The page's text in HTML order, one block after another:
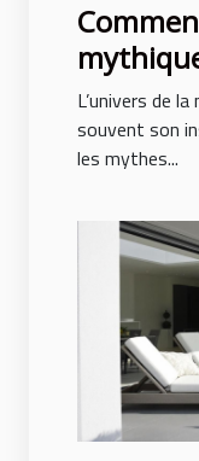
la mode
L’univers de
souvent son
les mythes...